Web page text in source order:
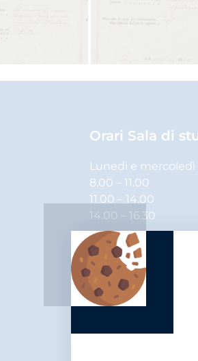
Orari Sala di
Lunedì e mercoledì
8.00 – 11.00
11.00 – 14.00
14.00 – 16.30
Martedì, giovedì e
8.00 – 11.00
11.00 – 14.00